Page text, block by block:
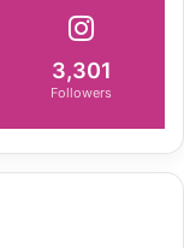
3,301
Followers